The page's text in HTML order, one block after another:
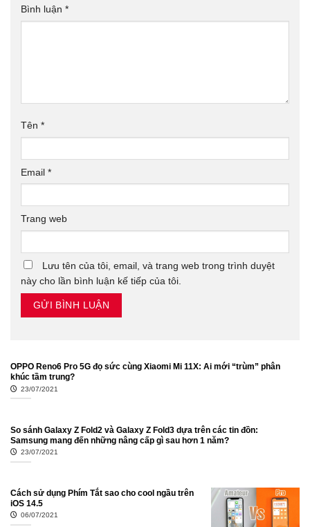
Bình luận *
Tên *
Email *
Trang web
Lưu tên của tôi, email, và trang web trong trình duyệt
này cho lần bình luận kế tiếp của tôi.
OPPO Reno6 Pro 5G đọ sức cùng Xiaomi Mi 11X: Ai mới “trùm” phân
khúc tầm trung?
23/07/2021
So sánh Galaxy Z Fold2 và Galaxy Z Fold3 dựa trên các tin đồn:
Samsung mang đến những nâng cấp gì sau hơn 1 năm?
23/07/2021
Cách sử dụng Phím Tắt sao cho cool ngầu trên
iOS 14.5
06/07/2021